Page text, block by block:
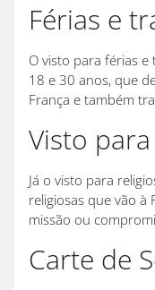
Férias e
O visto para férias
18 e 30 anos, que
França e também
Visto
Já o visto para
religiosas que vão à
missão ou
Carte de